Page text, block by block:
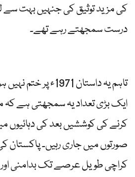
کی مزید توثیق کی جنہیں بہت
درست سمجھتے رہے تھے۔
تاہم یہ داستان 1971ء
ایک بڑی تعداد یہ سمجھتی ہے
کرنے کی کوششیں بعد کی دہائیوں
صورتوں میں جاری رہیں۔
کراچی طویل عرصے تک بدامنی